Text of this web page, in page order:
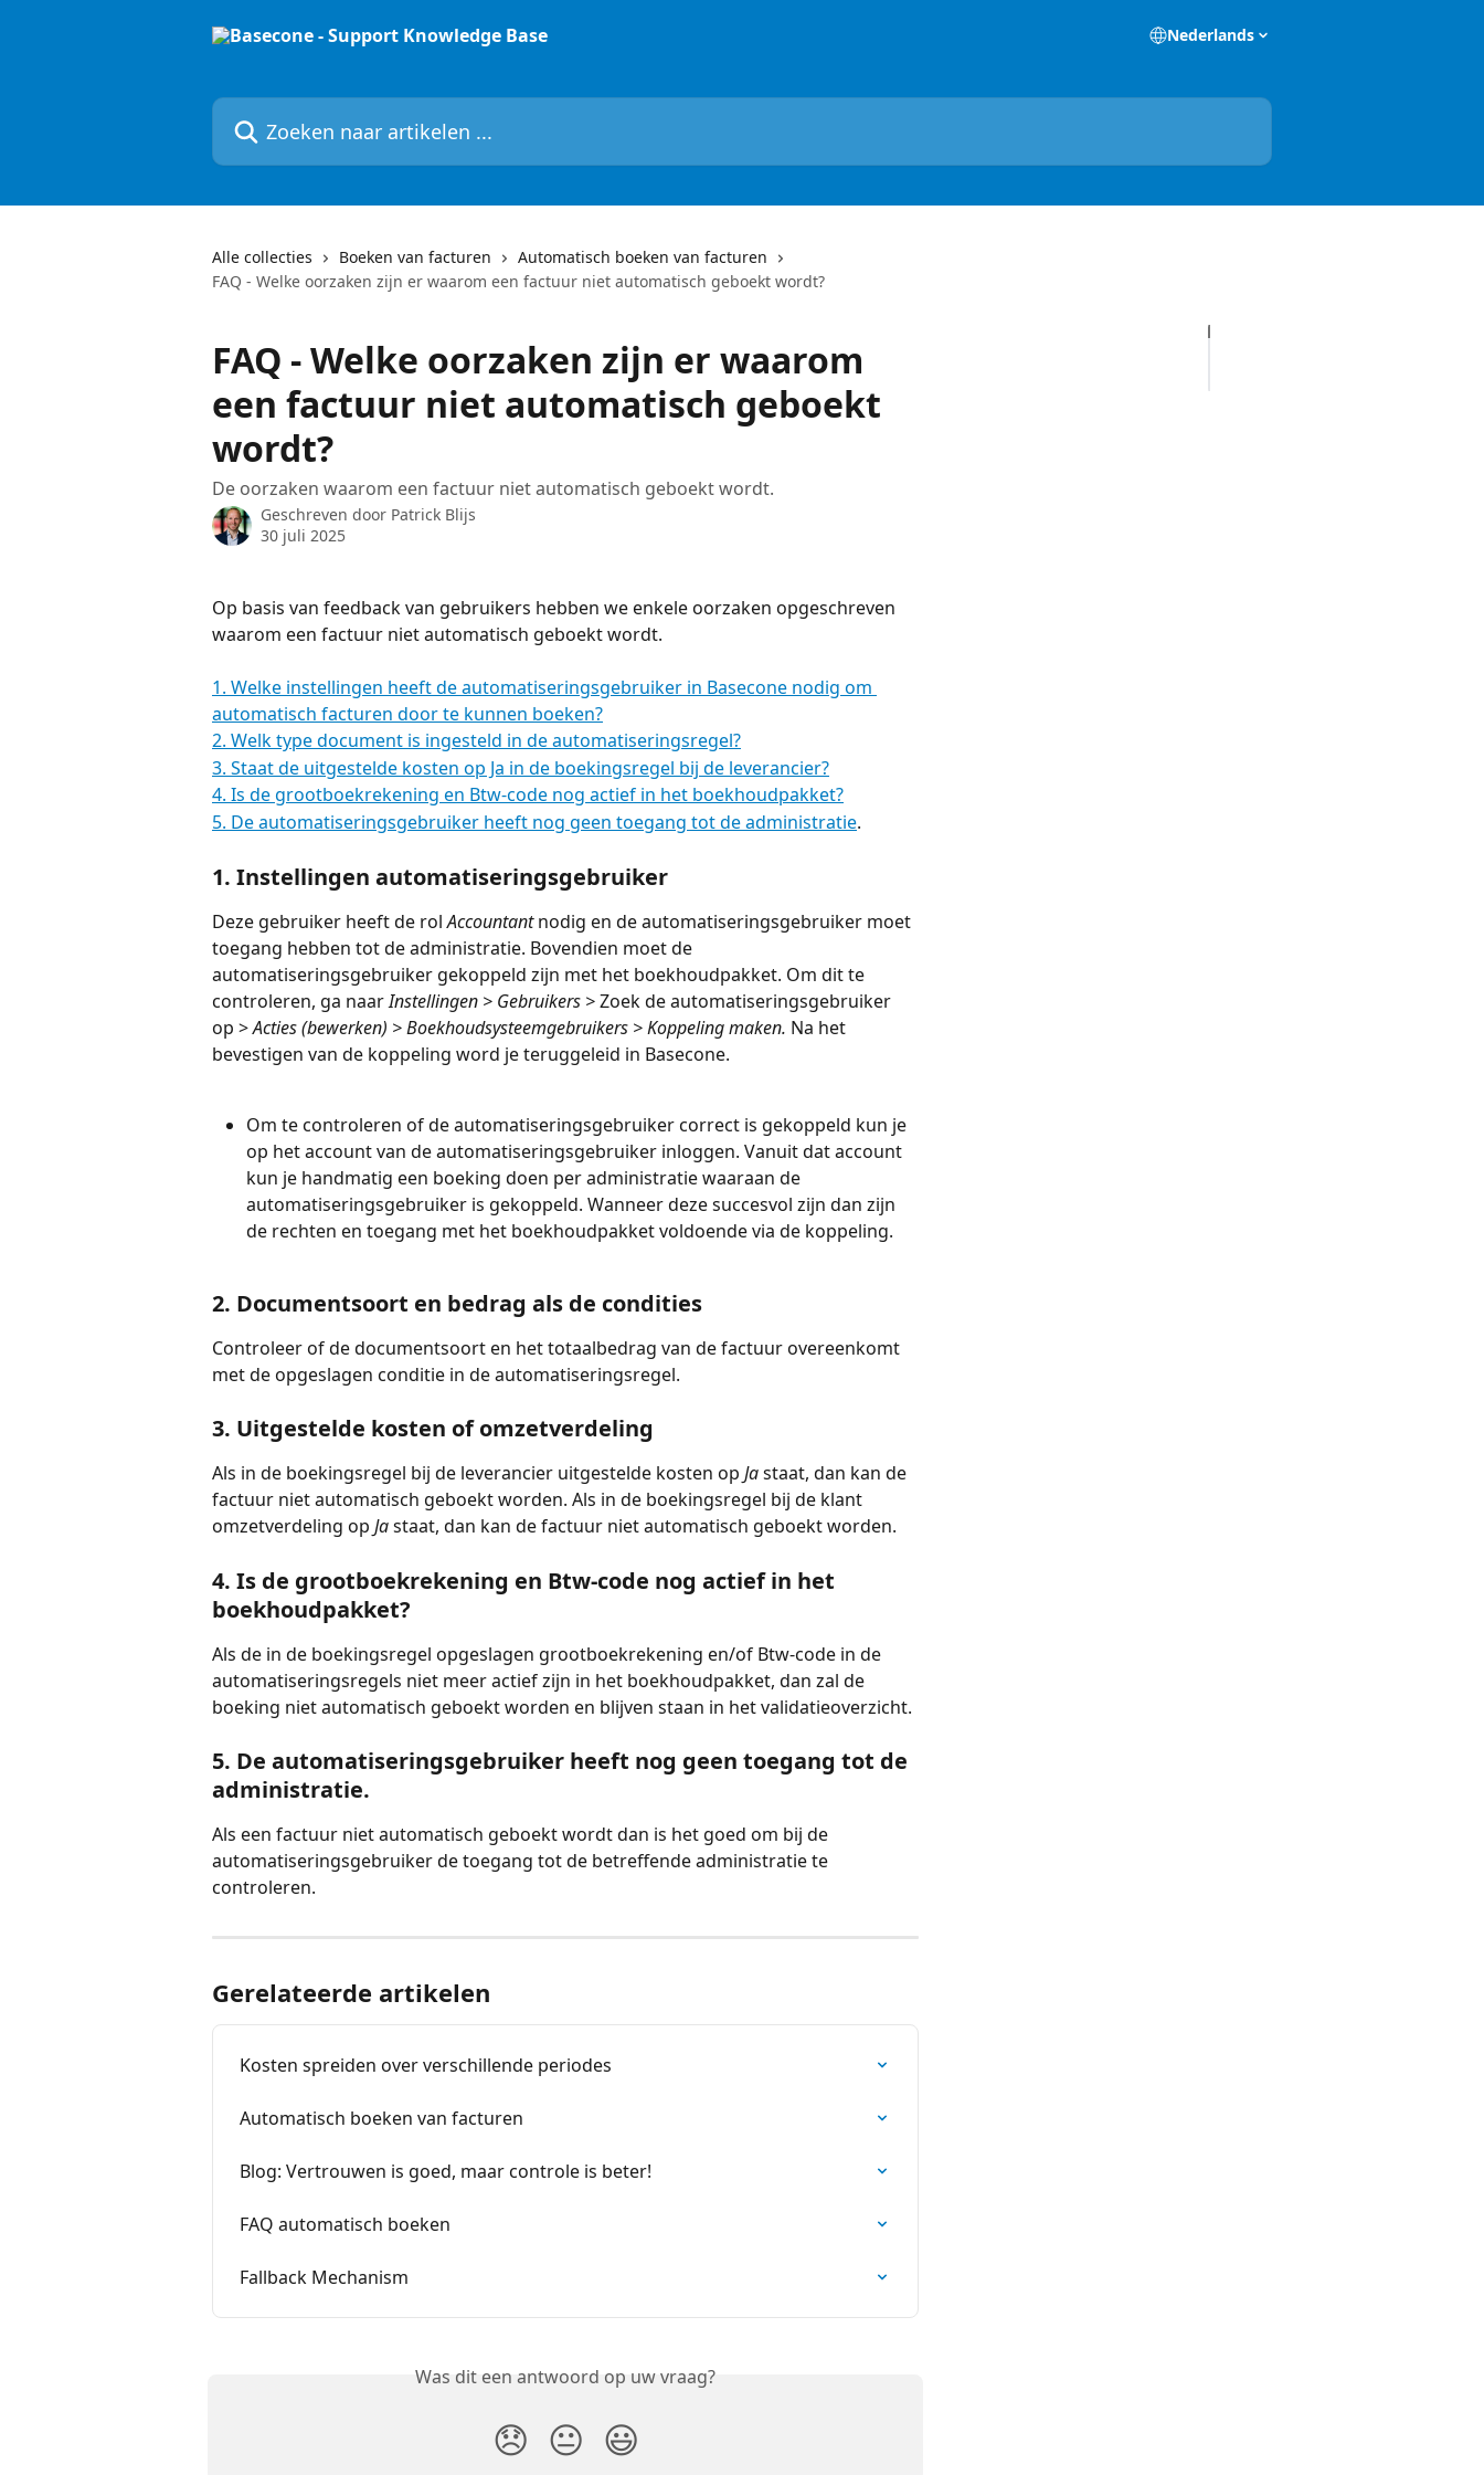
Nederlands
Zoeken naar artikelen ...
Alle collecties Boeken van facturen
Automatisch boeken van facturen
FAQ - Welke oorzaken zijn er waarom een factuur niet automatisch geboekt wordt?
FAQ - Welke oorzaken zijn er waarom
een factuur niet automatisch geboekt
wordt?
De oorzaken waarom een factuur niet automatisch geboekt wordt.
Geschreven door Patrick Blijs
30 juli 2025
Op basis van feedback van gebruikers hebben we enkele oorzaken opgeschreven
waarom een factuur niet automatisch geboekt wordt.
1. Welke instellingen heeft de automatiseringsgebruiker in Basecone nodig om
automatisch facturen door te kunnen boeken?
2. Welk type document is ingesteld in de automatiseringsregel?
3. Staat de uitgestelde kosten op Ja in de boekingsregel bij de leverancier?
4. Is de grootboekrekening en Btw-code nog actief in het boekhoudpakket?
5. De automatiseringsgebruiker heeft nog geen toegang tot de administratie.
1. Instellingen automatiseringsgebruiker
Deze gebruiker heeft de rol Accountant nodig en de automatiseringsgebruiker moet
toegang hebben tot de administratie. Bovendien moet de
automatiseringsgebruiker gekoppeld zijn met het boekhoudpakket. Om dit te
controleren, ga naar Instellingen > Gebruikers > Zoek de automatiseringsgebruiker
op > Acties (bewerken) > Boekhoudsysteemgebruikers > Koppeling maken. Na het
bevestigen van de koppeling word je teruggeleid in Basecone.
Om te controleren of de automatiseringsgebruiker correct is gekoppeld kun je
op het account van de automatiseringsgebruiker inloggen. Vanuit dat account
kun je handmatig een boeking doen per administratie waaraan de
automatiseringsgebruiker is gekoppeld. Wanneer deze succesvol zijn dan zijn
de rechten en toegang met het boekhoudpakket voldoende via de koppeling.
2. Documentsoort en bedrag als de condities
Controleer of de documentsoort en het totaalbedrag van de factuur overeenkomt
met de opgeslagen conditie in de automatiseringsregel.
3. Uitgestelde kosten of omzetverdeling
Als in de boekingsregel bij de leverancier uitgestelde kosten op Ja staat, dan kan de
factuur niet automatisch geboekt worden. Als in de boekingsregel bij de klant
omzetverdeling op Ja staat, dan kan de factuur niet automatisch geboekt worden.
4. Is de grootboekrekening en Btw-code nog actief in het
boekhoudpakket?
Als de in de boekingsregel opgeslagen grootboekrekening en/of Btw-code in de
automatiseringsregels niet meer actief zijn in het boekhoudpakket, dan zal de
boeking niet automatisch geboekt worden en blijven staan in het validatieoverzicht.
5. De automatiseringsgebruiker heeft nog geen toegang tot de
administratie.
Als een factuur niet automatisch geboekt wordt dan is het goed om bij de
automatiseringsgebruiker de toegang tot de betreffende administratie te
controleren.
Gerelateerde artikelen
Kosten spreiden over verschillende periodes
Automatisch boeken van facturen
Blog: Vertrouwen is goed, maar controle is beter!
FAQ automatisch boeken
Fallback Mechanism
Was dit een antwoord op uw vraag?
😞 😐 😃